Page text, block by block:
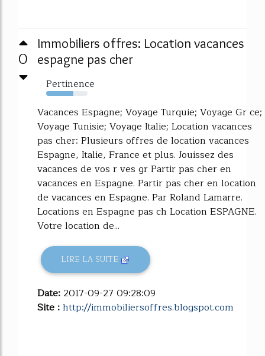
0
Immobiliers offres: Location vacances
espagne pas cher
Pertinence
65%
Vacances Espagne; Voyage Turquie; Voyage Gr ce;
Voyage Tunisie; Voyage Italie; Location vacances
pas cher: Plusieurs offres de location vacances
Espagne, Italie, France et plus. Jouissez des
vacances de vos r ves gr Partir pas cher en
vacances en Espagne. Partir pas cher en location
de vacances en Espagne. Par Roland Lamarre.
Locations en Espagne pas ch Location ESPAGNE.
Votre location de...
LIRE LA SUITE
Date: 2017-09-27 09:28:09
Site :http://immobiliersoffres.blogspot.com